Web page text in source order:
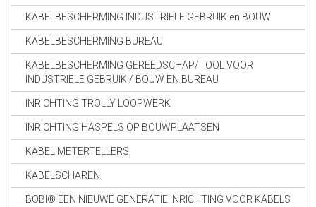
KABELBESCHERMING INDUSTRIELE GEBRUIK en BOUW
KABELBESCHERMING BUREAU
KABELBESCHERMING GEREEDSCHAP/TOOL VOOR
INDUSTRIELE GEBRUIK / BOUW EN BUREAU
INRICHTING TROLLY LOOPWERK
INRICHTING HASPELS OP BOUWPLAATSEN
KABEL METERTELLERS
KABELSCHAREN
BOBI® EEN NIEUWE GENERATIE INRICHTING VOOR KABELS